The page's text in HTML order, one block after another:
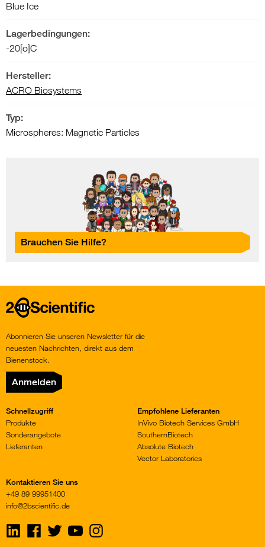
Blue Ice
Lagerbedingungen:
-20[o]C
Hersteller:
ACRO Biosystems
Typ:
Microspheres: Magnetic Particles
Brauchen Sie Hilfe?
Home
Abonnieren Sie unseren Newsletter für die
neuesten Nachrichten, direkt aus dem
Bienenstock.
Anmelden
Schnellzugriff
Produkte
Sonderangebote
Lieferanten
Empfohlene Lieferanten
InVivo Biotech Services GmbH
SouthernBiotech
Absolute Biotech
Vector Laboratories
Kontaktieren Sie uns
+49 89 99951400
info@2bscientific.de
Visit
us
on
Visit
on
Visit
us
on
Visit
us
on
Visit
us
on